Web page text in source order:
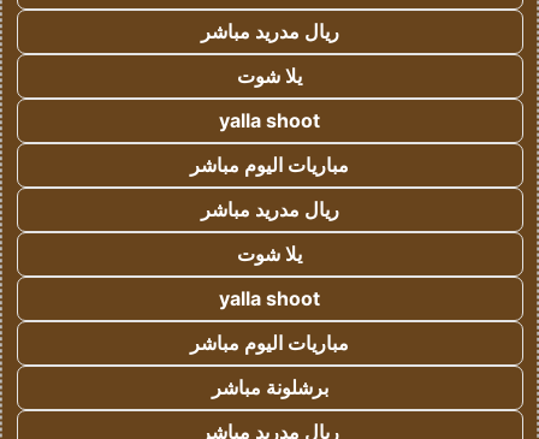
ريال مدريد مباشر
يلا شوت
yalla shoot
مباريات اليوم مباشر
ريال مدريد مباشر
يلا شوت
yalla shoot
مباريات اليوم مباشر
برشلونة مباشر
ريال مدريد مباشر